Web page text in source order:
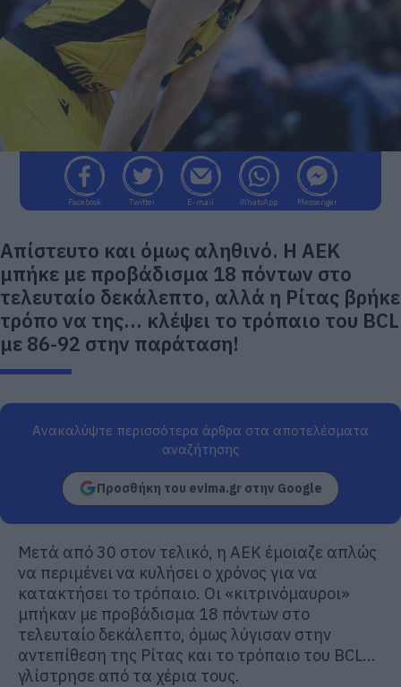
Facebook Twitter E-mail WhatsApp Messenger
Απίστευτο και όμως αληθινό. Η ΑΕΚ
μπήκε με προβάδισμα 18 πόντων στο
τελευταίο δεκάλεπτο, αλλά η Ρίτας βρήκε
τρόπο να της... κλέψει το τρόπαιο του BCL
με 86-92 στην παράταση!
Ανακαλύψτε περισσότερα άρθρα στα αποτελέσματα
αναζήτησης
Προσθήκη του evima.gr στην Google
Μετά από 30 στον τελικό, η ΑΕΚ έμοιαζε απλώς
να περιμένει να κυλήσει ο χρόνος για να
κατακτήσει το τρόπαιο. Οι «κιτρινόμαυροι»
μπήκαν με προβάδισμα 18 πόντων στο
τελευταίο δεκάλεπτο, όμως λύγισαν στην
αντεπίθεση της Ρίτας και το τρόπαιο του BCL…
γλίστρησε από τα χέρια τους.